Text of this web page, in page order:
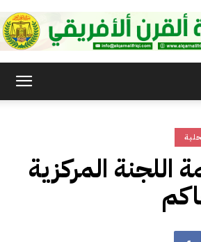
الأفريقي
اللجنة المركزية